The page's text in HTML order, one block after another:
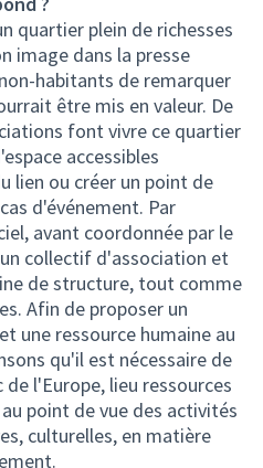
quartier plein de richesses
image dans la presse
habitants de remarquer
être mis en valeur. De
font vivre ce quartier
accessibles
lien ou créer un point de
d'événement. Par
avant coordonnée par le
collectif d'association et
de structure, tout comme
Afin de proposer un
une ressource humaine au
qu'il est nécessaire de
l'Europe, lieu ressources
point de vue des activités
culturelles, en matière